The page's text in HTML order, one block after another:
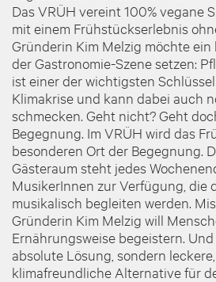
Das VRÜH vereint 100% vegane
mit einem Frühstückserlebnis
Gründerin Kim Melzig möchte
der Gastronomie-Szene setzen:
ist einer der wichtigsten
Klimakrise und kann dabei auch
schmecken. Geht nicht? Geht
Begegnung. Im VRÜH wird das
besonderen Ort der Begegnung.
Gästeraum steht jedes
MusikerInnen zur Verfügung, die
musikalisch begleiten werden.
Gründerin Kim Melzig will
Ernährungsweise begeistern.
absolute Lösung, sondern
klimafreundliche Alternative für